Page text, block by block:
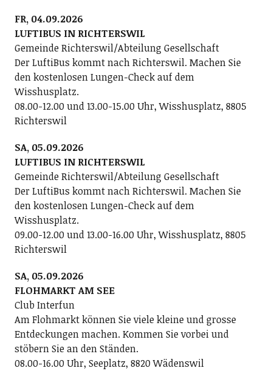
FR, 04.09.2026
LUFTIBUS IN RICHTERSWIL
Gemeinde Richterswil/Abteilung Gesellschaft
Der LuftiBus kommt nach Richterswil. Machen Sie
den kostenlosen Lungen-Check auf dem
Wisshusplatz.
08.00-12.00 und 13.00-15.00 Uhr, Wisshusplatz, 8805
Richterswil
SA, 05.09.2026
LUFTIBUS IN RICHTERSWIL
Gemeinde Richterswil/Abteilung Gesellschaft
Der LuftiBus kommt nach Richterswil. Machen Sie
den kostenlosen Lungen-Check auf dem
Wisshusplatz.
09.00-12.00 und 13.00-16.00 Uhr, Wisshusplatz, 8805
Richterswil
SA, 05.09.2026
FLOHMARKT AM SEE
Club Interfun
Am Flohmarkt können Sie viele kleine und grosse
Entdeckungen machen. Kommen Sie vorbei und
stöbern Sie an den Ständen.
08.00-16.00 Uhr, Seeplatz, 8820 Wädenswil